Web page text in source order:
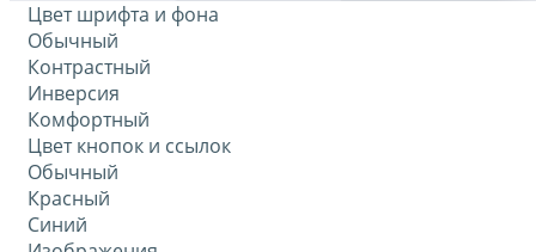
Цвет шрифта и фона
Обычный
Контрастный
Инверсия
Комфортный
Цвет кнопок и ссылок
Обычный
Красный
Синий